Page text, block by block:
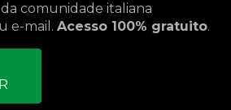
comunidade italiana
e-mail. Acesso 100% gratuito.